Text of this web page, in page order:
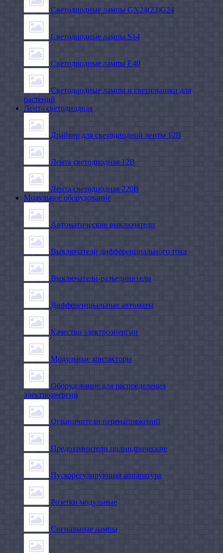
Светодиодные лампы GX24(23)G24
Светодиодные лампы S14
Светодиодные лампы Е40
Светодиодные лампы и светильники для
растений
Лента светодиодная
Драйвер для светодиодной ленты 12В
Лента светодиодная 12В
Лента светодиодная 220В
Модульное оборудование
Автоматические выключатели
Выключатели дифференциального тока
Выключатели-разъединители
Дифференциальные автоматы
Качество электроэнергии
Модульные контакторы
Оборудование для распределения
электроэнергии
Ограничители перенапряжений
Предохранители цилиндрические
Пускорегулирующая аппаратура
Розетки модульные
Сигнальные лампы